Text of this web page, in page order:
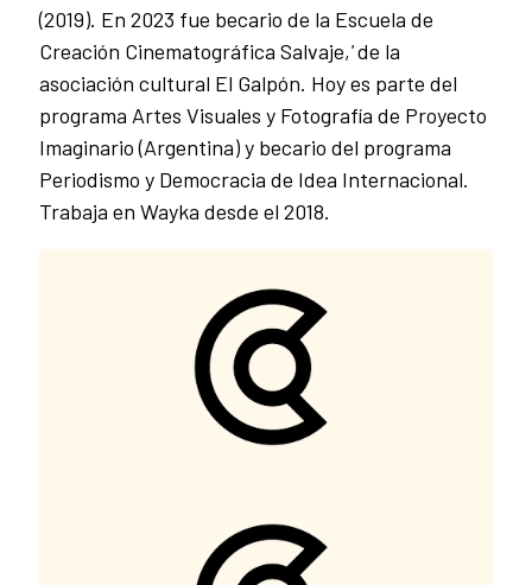
(2019). En 2023 fue becario de la Escuela de
Creación Cinematográfica Salvaje,'de la
asociación cultural El Galpón. Hoy es parte del
programa Artes Visuales y Fotografía de Proyecto
Imaginario (Argentina) y becario del programa
Periodismo y Democracia de Idea Internacional.
Trabaja en Wayka desde el 2018.